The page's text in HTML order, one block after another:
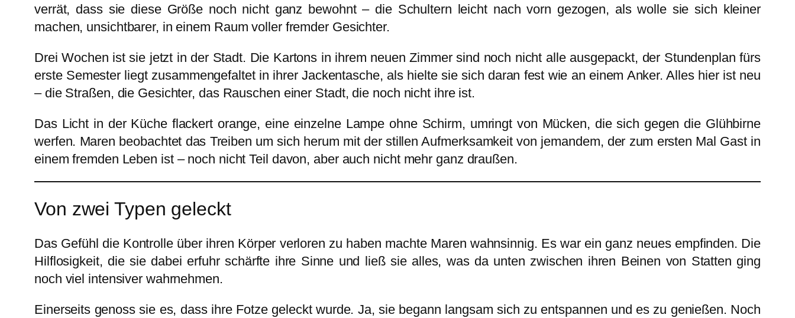
verrät, dass sie diese Größe noch nicht ganz bewohnt – die Schultern leicht nach vorn gezogen, als wolle sie sich kleiner
machen, unsichtbarer, in einem Raum voller fremder Gesichter.
Drei Wochen ist sie jetzt in der Stadt. Die Kartons in ihrem neuen Zimmer sind noch nicht alle ausgepackt, der Stundenplan fürs
erste Semester liegt zusammengefaltet in ihrer Jackentasche, als hielte sie sich daran fest wie an einem Anker. Alles hier ist neu
– die Straßen, die Gesichter, das Rauschen einer Stadt, die noch nicht ihre ist.
Das Licht in der Küche flackert orange, eine einzelne Lampe ohne Schirm, umringt von Mücken, die sich gegen die Glühbirne
werfen. Maren beobachtet das Treiben um sich herum mit der stillen Aufmerksamkeit von jemandem, der zum ersten Mal Gast in
einem fremden Leben ist – noch nicht Teil davon, aber auch nicht mehr ganz draußen.
Von zwei Typen geleckt
Das Gefühl die Kontrolle über ihren Körper verloren zu haben machte Maren wahnsinnig. Es war ein ganz neues empfinden. Die
Hilflosigkeit, die sie dabei erfuhr schärfte ihre Sinne und ließ sie alles, was da unten zwischen ihren Beinen von Statten ging
noch viel intensiver wahrnehmen.
Einerseits genoss sie es, dass ihre Fotze geleckt wurde. Ja, sie begann langsam sich zu entspannen und es zu genießen. Noch